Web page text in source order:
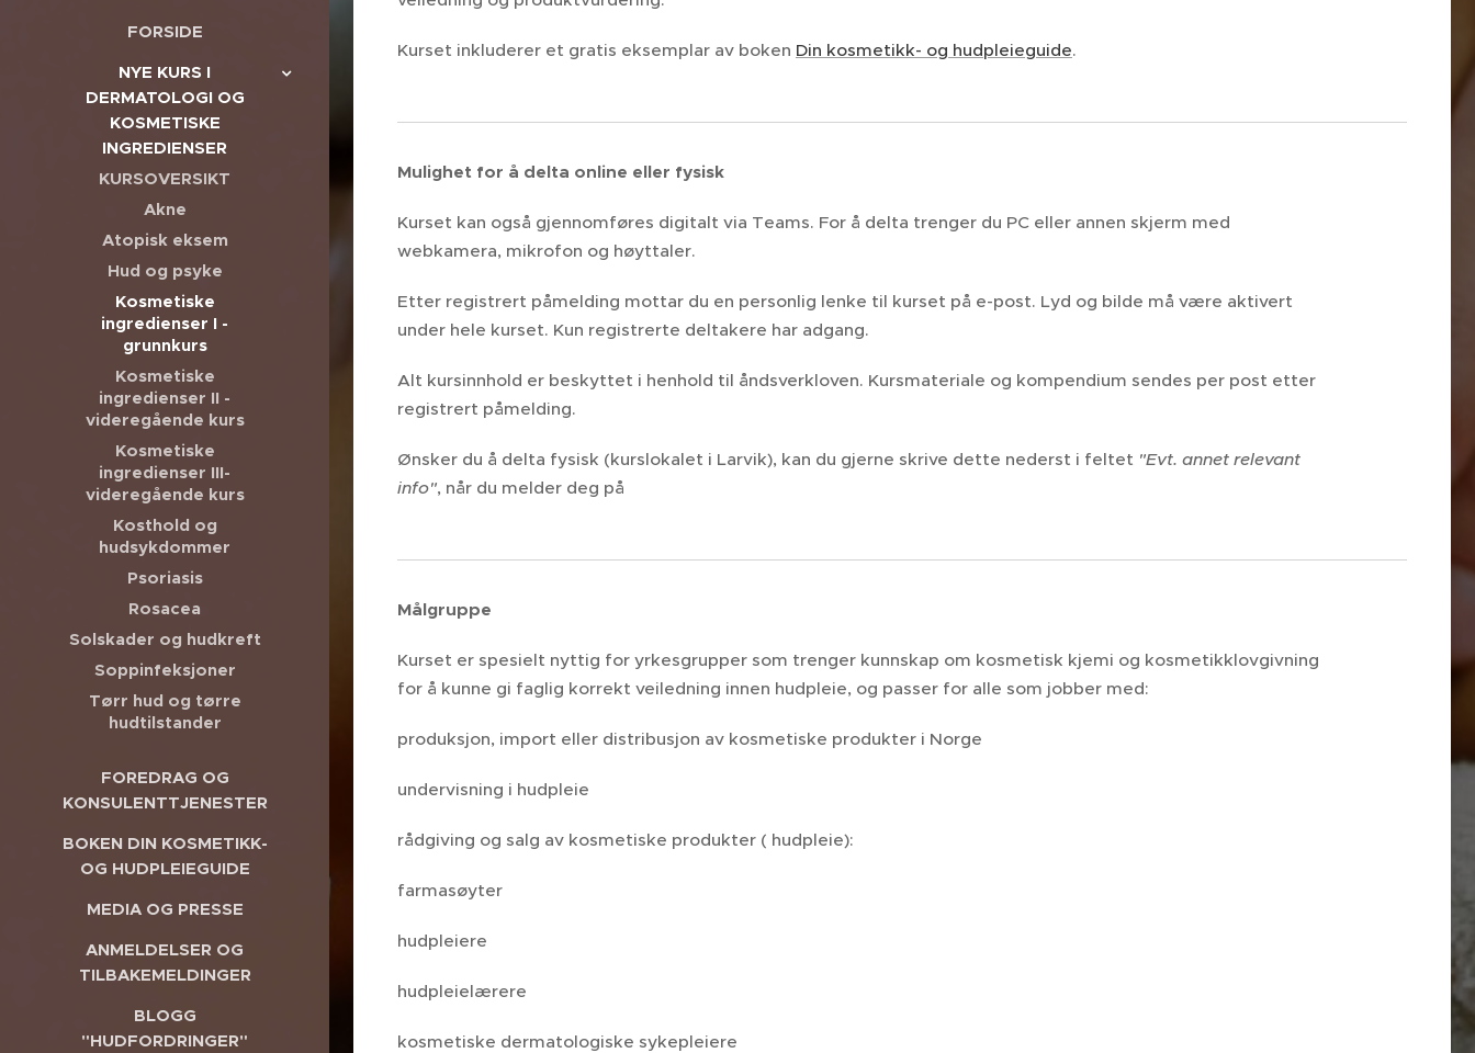
FORSIDE
NYE KURS I
DERMATOLOGI OG
KOSMETISKE
INGREDIENSER
KURSOVERSIKT
Akne
Atopisk eksem
Hud og psyke
Kosmetiske
ingredienser I -
grunnkurs
Kosmetiske
ingredienser II -
videregående kurs
Kosmetiske
ingredienser III-
videregående kurs
Kosthold og
hudsykdommer
Psoriasis
Rosacea
Solskader og hudkreft
Soppinfeksjoner
Tørr hud og tørre
hudtilstander
FOREDRAG OG
KONSULENTTJENESTER
BOKEN DIN KOSMETIKK-
OG HUDPLEIEGUIDE
MEDIA OG PRESSE
ANMELDELSER OG
TILBAKEMELDINGER
BLOGG
"HUDFORDRINGER"
Kurset inkluderer et gratis eksemplar av boken Din kosmetikk- og hudpleieguide.
Mulighet for å delta online eller fysisk
Kurset kan også gjennomføres digitalt via Teams. For å delta trenger du PC eller annen skjerm med
webkamera, mikrofon og høyttaler.
Etter registrert påmelding mottar du en personlig lenke til kurset på e-post. Lyd og bilde må være aktivert
under hele kurset. Kun registrerte deltakere har adgang.
Alt kursinnhold er beskyttet i henhold til åndsverkloven. Kursmateriale og kompendium sendes per post etter
registrert påmelding.
Ønsker du å delta fysisk (kurslokalet i Larvik), kan du gjerne skrive dette nederst i feltet "Evt. annet relevant
info", når du melder deg på
Målgruppe
Kurset er spesielt nyttig for yrkesgrupper som trenger kunnskap om kosmetisk kjemi og kosmetikklovgivning
for å kunne gi faglig korrekt veiledning innen hudpleie, og passer for alle som jobber med:
produksjon, import eller distribusjon av kosmetiske produkter i Norge
undervisning i hudpleie
rådgiving og salg av kosmetiske produkter ( hudpleie):
farmasøyter
hudpleiere
hudpleielærere
kosmetiske dermatologiske sykepleiere